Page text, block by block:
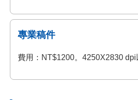
專業稿件
費用：NT$1200。4250X2830